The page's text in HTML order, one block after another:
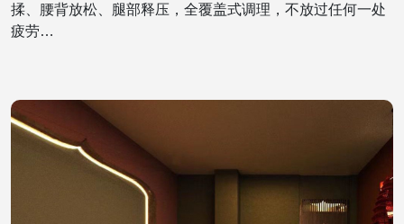
揉、腰背放松、腿部释压，全覆盖式调理，不放过任何一处
疲劳…